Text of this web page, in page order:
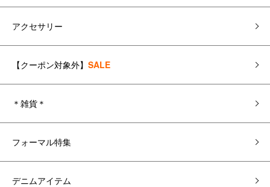
アクセサリー
【クーポン対象外】 SALE
＊雑貨＊
フォーマル特集
デニムアイテム